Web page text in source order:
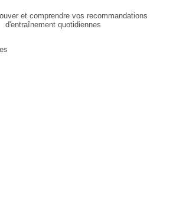
et comprendre vos recommandations
d'entraînement quotidiennes